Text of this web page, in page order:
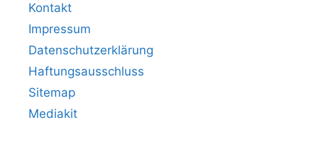
Kontakt
Impressum
Datenschutzerklärung
Haftungsausschluss
Sitemap
Mediakit